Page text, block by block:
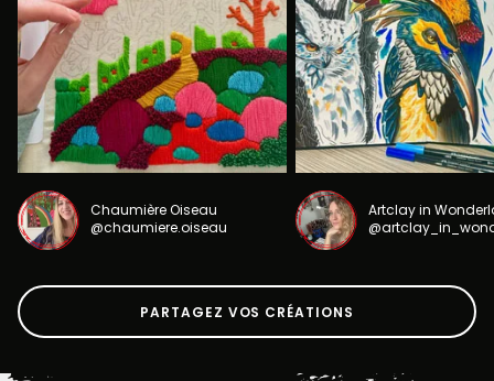
Chaumière Oiseau
@chaumiere.oiseau
Artclay in
PARTAGEZ VOS CRÉATIONS